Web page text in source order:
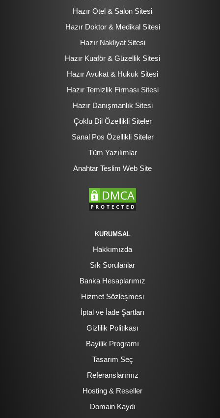
Hazır Otel & Salon Sitesi
Hazır Doktor & Medikal Sitesi
Hazır Nakliyat Sitesi
Hazır Kuaför & Güzellik Sitesi
Hazır Avukat & Hukuk Sitesi
Hazır Temizlik Firması Sitesi
Hazır Danışmanlık Sitesi
Çoklu Dil Özellikli Siteler
Sanal Pos Özellikli Siteler
Tüm Yazılımlar
Anahtar Teslim Web Site
KURUMSAL
Hakkımızda
Sık Sorulanlar
Banka Hesaplarımız
Hizmet Sözleşmesi
İptal ve İade Şartları
Gizlilik Politikası
Bayilik Programı
Tasarım Seç
Referanslarımız
Hosting & Reseller
Domain Kaydı